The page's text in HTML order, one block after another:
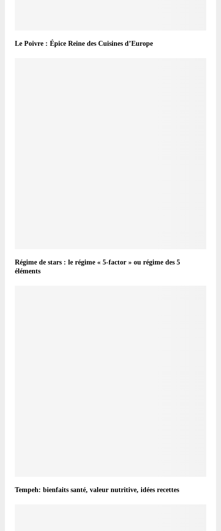
Le Poivre : Épice Reine des Cuisines d’Europe
Régime de stars : le régime « 5-factor » ou régime des 5
éléments
Tempeh: bienfaits santé, valeur nutritive, idées recettes